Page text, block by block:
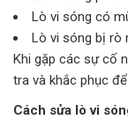
Lò vi sóng có
Lò vi sóng bị rò
Khi gặp các sự cố
tra và khắc phục
Cách sửa lò vi